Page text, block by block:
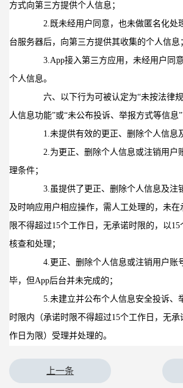
方式向第三方提供个人信息；
2. 既未经用户同意，也未做匿名化处
台服务器后，向第三方提供其收集的个人信息
3.App接入第三方应用，未经用户同
个人信息。
六、以下行为可被认定为“未按法律
人信息功能”或“未公布投诉、举报方式等信息”
1.未提供有效的更正、删除个人信息
2.为更正、删除个人信息或注销用户
理条件；
3. 虽提供了更正、删除个人信息及注
及时响应用户相应操作，需人工处理的，未
限不得超过15个工作日，无承诺时限的，以15
核查和处理；
4. 更正、删除个人信息或注销用户账
毕，但App后台并未完成的；
5.未建立并公布个人信息安全投诉、
时限内（承诺时限不得超过15个工作日，无承
作日为限）受理并处理的。
上一条